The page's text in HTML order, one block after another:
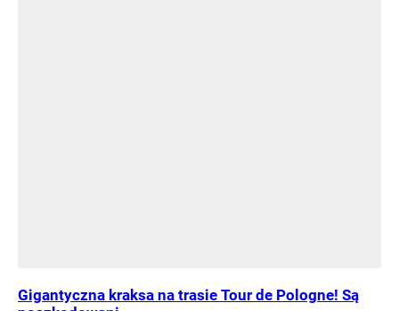
Gigantyczna kraksa na trasie Tour de Pologne! Są